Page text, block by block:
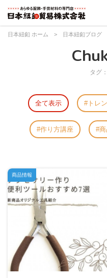
日本紐釦 ホーム > 日本紐釦ブログ
タグ
全て表示 トレ
作り方講座
商品情報